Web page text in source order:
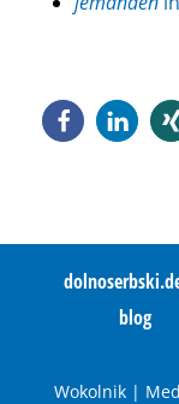
blog
Wokolnik|